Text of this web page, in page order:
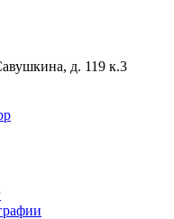
д. 119 к.3